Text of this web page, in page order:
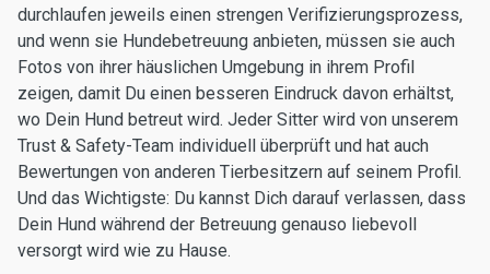
durchlaufen jeweils einen strengen Verifizierungsprozess,
und wenn sie Hundebetreuung anbieten, müssen sie auch
Fotos von ihrer häuslichen Umgebung in ihrem Profil
zeigen, damit Du einen besseren Eindruck davon erhältst,
wo Dein Hund betreut wird. Jeder Sitter wird von unserem
Trust & Safety-Team individuell überprüft und hat auch
Bewertungen von anderen Tierbesitzern auf seinem Profil.
Und das Wichtigste: Du kannst Dich darauf verlassen, dass
Dein Hund während der Betreuung genauso liebevoll
versorgt wird wie zu Hause.